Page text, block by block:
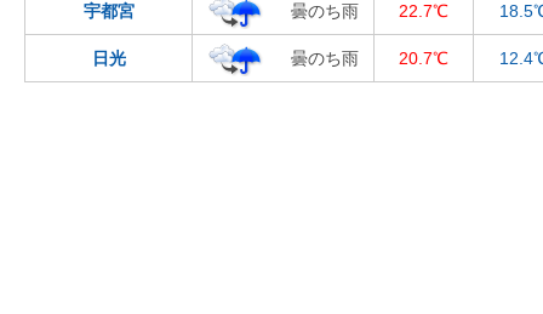
宇都宮 曇のち雨 22.7℃
日光 曇のち雨 20.7℃